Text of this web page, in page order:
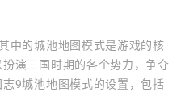
中的城池地图模式是游戏的核
演三国时期的各个势力，争夺
9城池地图模式的设置，包括